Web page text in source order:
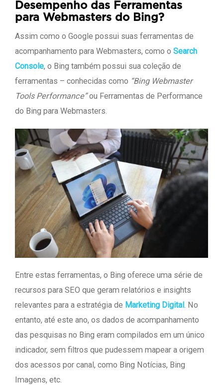
Desempenho das Ferramentas
para Webmasters do Bing?
Assim como o Google possui suas ferramentas de
acompanhamento para Webmasters, como o Search
Console, o Bing também possui sua coleção de
ferramentas – conhecidas como “Bing Webmaster
Tools Performance”ou Ferramentas de Performance
do Bing para Webmasters.
Entre estas ferramentas, o Bing oferece uma série de
recursos para SEO que geram relatórios e insights
relevantes para a estratégia de Marketing Digital . No
entanto, até este ano, os dados de acompanhamento
das pesquisas no Bing eram compilados em um único
indicador, sem filtros que pudessem mapear a origem
dos acessos por canal, como Bing Notícias, Bing
Imagens, etc.